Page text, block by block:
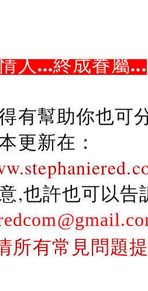
人...終成眷屬...
有幫助你也可
更新在：
,也許也可以
所有常見問題